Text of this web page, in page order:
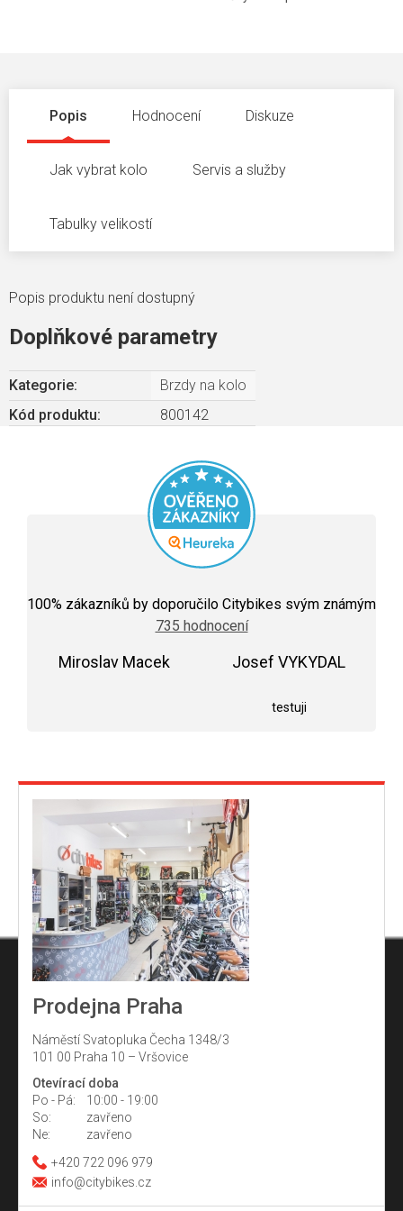
Popis Hodnocení Diskuze
Jak vybrat kolo Servis a služby
Tabulky velikostí
Popis produktu není dostupný
Doplňkové parametry
Kategorie:
Brzdy na kolo
Kód produktu:
800142
hodnocení
obchodu
je
100% zákazníků by doporučilo Citybikes svým známým
735 hodnocení
Miroslav Macek Josef VYKYDAL
testuji
Prodejna Praha
Náměstí Svatopluka Čecha 1348/3
101 00 Praha 10 – Vršovice
Otevírací doba
Po - Pá:
10:00 - 19:00
So:
zavřeno
Ne:
zavřeno
+420 722 096 979
info@citybikes.cz